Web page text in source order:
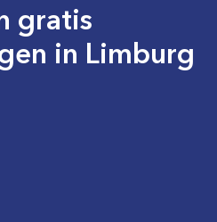
gratis
in Limburg